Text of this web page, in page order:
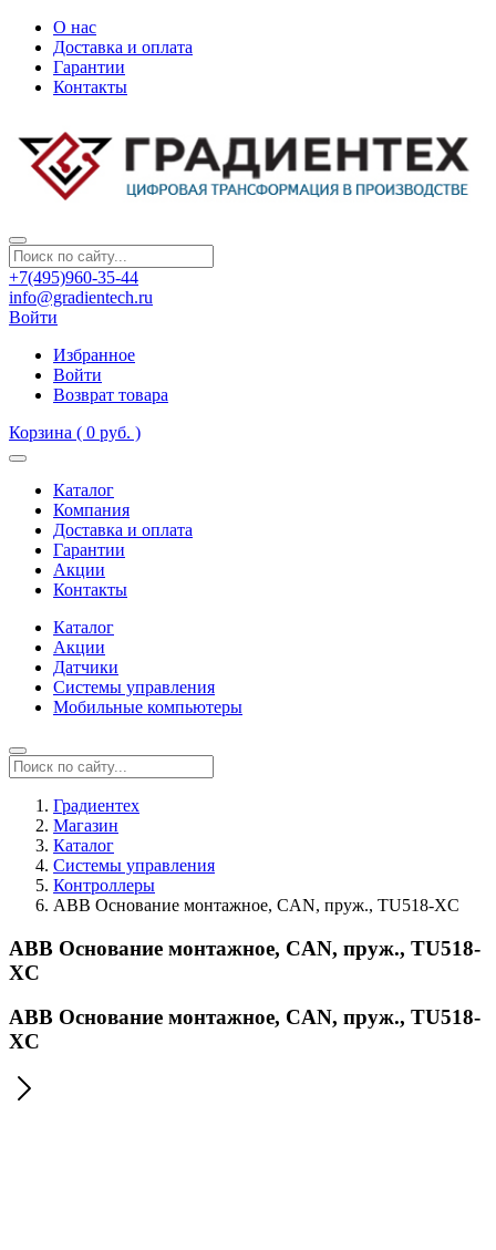
О нас
Доставка и оплата
Гарантии
Контакты
+7(495)960-35-44
info@gradientech.ru
Войти
Избранное
Войти
Возврат товара
Корзина ( 0 руб. )
Каталог
Компания
Доставка и оплата
Гарантии
Акции
Контакты
Каталог
Акции
Датчики
Системы управления
Мобильные компьютеры
Градиентех
Магазин
Каталог
Системы управления
Контроллеры
ABB Основание монтажное, CAN, пруж., TU518-XC
ABB Основание монтажное, CAN, пруж., TU518-
XC
ABB Основание монтажное, CAN, пруж., TU518-
XC